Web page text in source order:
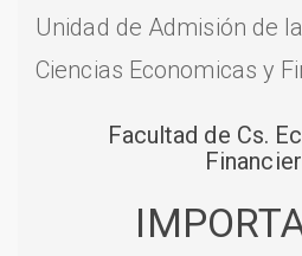
Unidad de Admisión de
Ciencias Economicas y
Facultad de Cs.